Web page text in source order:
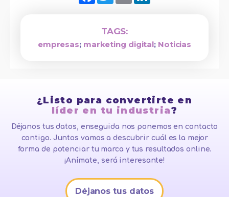
TAGS:
empresas; marketing digital; Noticias
¿Listo para convertirte en
líder en tu industria?
Déjanos tus datos, enseguida nos ponemos en contacto
contigo. Juntos vamos a descubrir cuál es la mejor
forma de potenciar tu marca y tus resultados online.
¡Anímate, será interesante!
Déjanos tus datos